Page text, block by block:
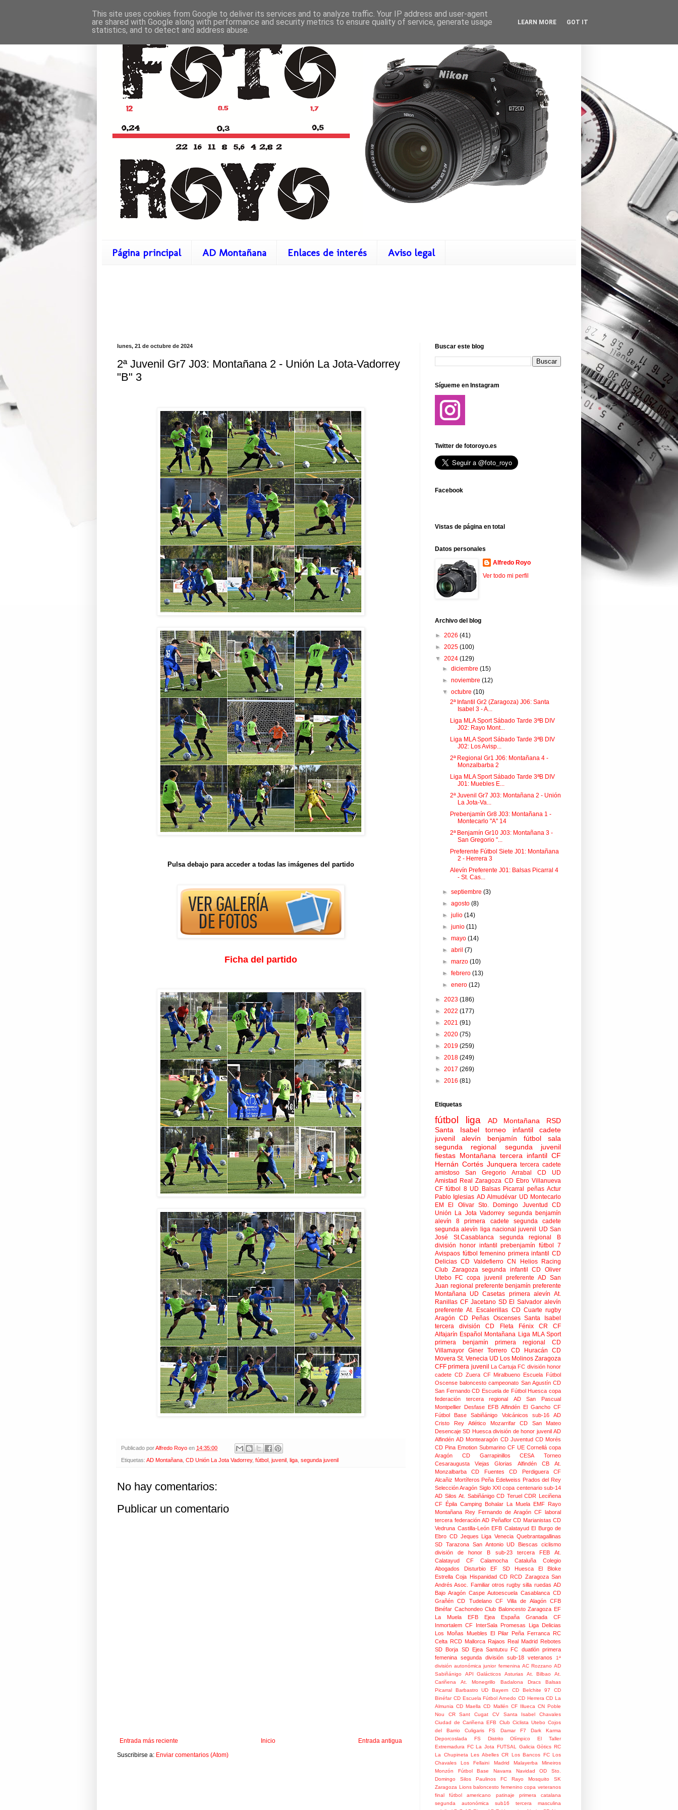
Página principal AD Montañana Enlaces de interés Aviso legal
lunes, 21 de octubre de 2024
2ª Juvenil Gr7 J03: Montañana 2 - Unión La Jota-Vadorrey
"B" 3
Pulsa debajo para acceder a todas las imágenes del partido
Ficha del partido
Publicado porAlfredo Royo en 14:35:00
Etiquetas: AD Montañana CD Unión La Jota Vadorrey, fútbol juvenil liga segunda juvenil
No hay comentarios:
Publicar un comentario
Entrada más reciente Entrada antigua
Inicio
Suscribirse a: Enviar comentarios (Atom)
Buscar este blog
Sígueme en Instagram
Twitter de fotoroyo.es
Facebook
Vistas de página en total
Datos personales
Alfredo Royo
Ver todo mi perfil
Archivo del blog
► 2026 (41)
► 2025 (100)
▼ 2024 (129)
►diciembre(15)
►noviembre(12)
▼octubre(10)
2ª Infantil Gr2 (Zaragoza) J06: Santa
Isabel 3 - A...
Liga MLA Sport Sábado Tarde 3ªB DIV
J02: Rayo Mont...
Liga MLA Sport Sábado Tarde 3ªB DIV
J02: Los Avisp...
2ª Regional Gr1 J06: Montañana 4 -
Monzalbarba 2
Liga MLA Sport Sábado Tarde 3ªB DIV
J01: Muebles E...
2ª Juvenil Gr7 J03: Montañana 2 - Unión
La Jota-Va...
Prebenjamín Gr8 J03: Montañana 1 -
Montecarlo "A" 14
2ª Benjamín Gr10 J03: Montañana 3 -
San Gregorio "...
Preferente Fútbol Siete J01: Montañana
2 - Herrera 3
Alevín Preferente J01: Balsas Picarral 4
- St. Cas...
►septiembre(3)
►agosto(8)
►julio(14)
►junio(11)
►mayo(14)
►abril(7)
►marzo(10)
►febrero(13)
►enero(12)
► 2023 (186)
► 2022 (177)
► 2021 (91)
► 2020 (75)
► 2019 (259)
► 2018 (249)
► 2017 (269)
► 2016 (81)
Etiquetas
fútbol liga AD Montañana
RSD
Santa Isabel
torneo infantil
cadete
juvenil
alevín benjamín
fútbol sala
segunda regional
segunda juvenil
fiestas Montañana tercera infantil CF
Hernán Cortés Junquera tercera cadete
amistoso
San Gregorio Arrabal CD
UD
Amistad
Real Zaragoza CD Ebro Villanueva
CF fútbol 8 UD Balsas Picarral peñas Actur
Pablo Iglesias AD Almudévar UD Montecarlo
EM El Olivar Sto. Domingo Juventud
CD
Unión La Jota Vadorrey segunda benjamín
alevín 8
primera cadete
segunda cadete
segunda alevín
liga nacional juvenil
UD San
José
St.Casablanca
segunda regional B
división honor infantil
prebenjamín fútbol 7
Avispaos fútbol femenino primera infantil
CD
Delicias CD Valdefierro CN Helios
Racing
Club Zaragoza segunda infantil
CD Oliver
Utebo FC copa juvenil preferente AD San
Juan regional preferente benjamín preferente
Montañana UD Casetas primera alevín At.
Ranillas CF Jacetano SD El Salvador alevín
preferente At. Escalerillas CD Cuarte rugby
Aragón
CD Peñas Oscenses Santa Isabel
tercera división
CD Fleta Fénix CR
CF
Alfajarín Español Montañana Liga MLA Sport
primera benjamín
primera regional
CD
Villamayor Giner Torrero CD Huracán
CD
Movera St. Venecia UD Los Molinos Zaragoza
CFF primera juvenil La Cartuja FC división honor
cadete CD Zuera CF Miralbueno Escuela Fútbol
Oscense baloncesto campeonato San Agustín CD
San Fernando CD Escuela de Fútbol Huesca copa
federación
tercera regional
AD San Pascual
Montpellier Desfase EFB Alfindén El Gancho CF
Fútbol Base Sabiñánigo
Volcánicos sub-16
AD
Cristo Rey
Atlético Mozarrifar
CD San Mateo
Desencaje SD Huesca división de honor juvenil AD
Alfindén AD Montearagón CD Juventud CD Morés
CD Pina Emotion Submarino CF UE Cornellá copa
Aragón
CD Garrapinillos CESA
Torneo
Cesaraugusta
Viejas Glorias Alfindén CB
At.
Monzalbarba
CD Fuentes CD Perdiguera
CF
Alcañiz Mortíferos Peña Edelweiss Prados del Rey
Selección Aragón Siglo XXI copa centenario sub-14
AD Silos At. Sabiñánigo CD Teruel CDR Leciñena
CF Épila Camping Bohalar La Muela EMF Rayo
Montañana Rey Fernando de Aragón CF laboral
tercera federación AD Peñaflor CD Marianistas CD
Vedruna Castilla-León EFB Calatayud El Burgo de
Ebro CD Jeques Liga Venecia Quebrantagallinas
SD Tarazona San Antonio UD Biescas
ciclismo
división de honor B
sub-23 tercera FEB
At.
Calatayud
CF Calamocha Cataluña
Colegio
Abogados
Disturbio EF SD Huesca
El Bloke
Estrella Coja Hispanidad CD RCD Zaragoza San
Andrés Asoc. Familiar otros rugby silla ruedas AD
Bajo Aragón Caspe Autoescuela Casablanca CD
Grañén
CD Tudelano CF Villa de Alagón
CFB
Binéfar Cachondeo Club Baloncesto Zaragoza EF
La Muela
EFB Ejea España
Granada CF
Inmortalem CF InterSala Promesas
Liga Delicias
Los Moñas
Muebles El Pilar Peña Ferranca RC
Celta RCD Mallorca Rajaos Real Madrid Rebotes
SD Borja SD Ejea Santutxu FC duatlón primera
femenina segunda división sub-18 veteranos
1ª
división autonómica junior femenina AC Rozzano AD
Sabiñánigo
API Galácticos Asturias At. Bilbao
At.
Cariñena
At. Monegrillo Badalona Dracs
Balsas
Picarral
Barbastro UD Bayern CD Belchite 97
CD
Binéfar CD Escuela Fútbol Arnedo CD Herrera CD La
Almunia CD Maella CD Mallén CF Illueca CN Poble
Nou
CR Sant Cugat CV Santa Isabel
Chavales
Ciudad de Cariñena EFB
Club Ciclista Utebo Cojos
del Barrio
Culigaris FS Damar F7
Dark Karma
Deporcoslada FS
Distrito Olímpico
El Taller
Extremadura FC La Jota FUTSAL Galicia Gòtics RC
La Chupineta Les Abelles CR Los Bancos FC Los
Chavales
Los Fellaini Madrid Malayerba
Mineiros
Monzón Fútbol Base
Navarra Navidad
OD Sto.
Domingo Silos
Paulinos FC Rayo Mosquito
SK
Zaragoza Lions baloncesto femenino copa veteranos
final
fútbol americano patinaje
primera catalana
segunda autonómica
sub16
tercera masculina
This site uses cookies from Google to deliver its services and to analyze traffic. Your IP address and user-agent
are shared with Google along with performance and security metrics to ensure quality of service, generate usage
statistics, and to detect and address abuse.
LEARN MORE GOT IT